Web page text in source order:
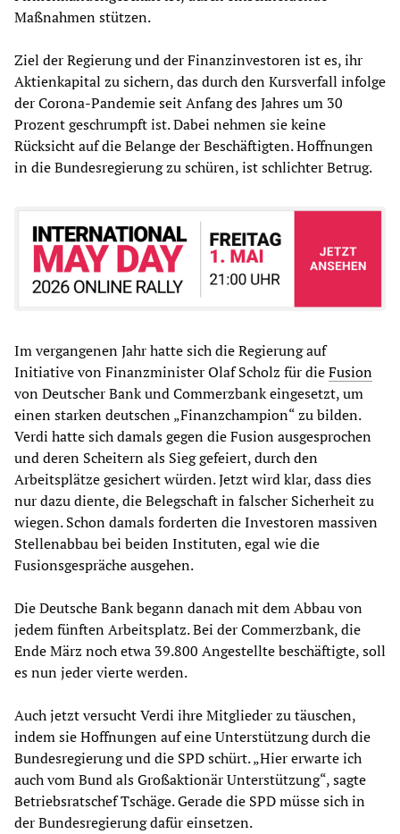
Maßnahmen stützen.
Ziel der Regierung und der Finanzinvestoren ist es, ihr
Aktienkapital zu sichern, das durch den Kursverfall infolge
der Corona-Pandemie seit Anfang des Jahres um 30
Prozent geschrumpft ist. Dabei nehmen sie keine
Rücksicht auf die Belange der Beschäftigten. Hoffnungen
in die Bundesregierung zu schüren, ist schlichter Betrug.
Im vergangenen Jahr hatte sich die Regierung auf
Initiative von Finanzminister Olaf Scholz für dieFusion
von Deutscher Bank und Commerzbank eingesetzt, um
einen starken deutschen „Finanzchampion“ zu bilden.
Verdi hatte sich damals gegen die Fusion ausgesprochen
und deren Scheitern als Sieg gefeiert, durch den
Arbeitsplätze gesichert würden. Jetzt wird klar, dass dies
nur dazu diente, die Belegschaft in falscher Sicherheit zu
wiegen. Schon damals forderten die Investoren massiven
Stellenabbau bei beiden Instituten, egal wie die
Fusionsgespräche ausgehen.
Die Deutsche Bank begann danach mit dem Abbau von
jedem fünften Arbeitsplatz. Bei der Commerzbank, die
Ende März noch etwa 39.800 Angestellte beschäftigte, soll
es nun jeder vierte werden.
Auch jetzt versucht Verdi ihre Mitglieder zu täuschen,
indem sie Hoffnungen auf eine Unterstützung durch die
Bundesregierung und die SPD schürt. „Hier erwarte ich
auch vom Bund als Großaktionär Unterstützung“, sagte
Betriebsratschef Tschäge. Gerade die SPD müsse sich in
der Bundesregierung dafür einsetzen.